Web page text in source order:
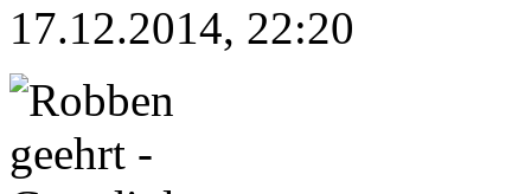
17.12.2014, 22:20